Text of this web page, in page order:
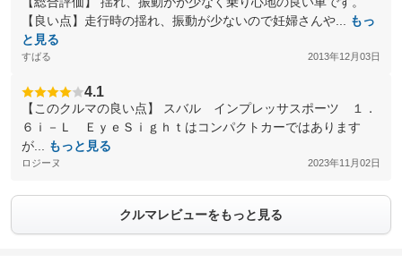
【良い点】走行時の揺れ、振動が少ないので妊婦さんや...
もっ
と見る
すばる 2013年12月03日
4.1
【このクルマの良い点】 スバル インプレッサスポーツ １．
６ｉ－Ｌ ＥｙｅＳｉｇｈｔはコンパクトカーではあります
が...
もっと見る
ロジーヌ 2023年11月02日
クルマレビューをもっと見る